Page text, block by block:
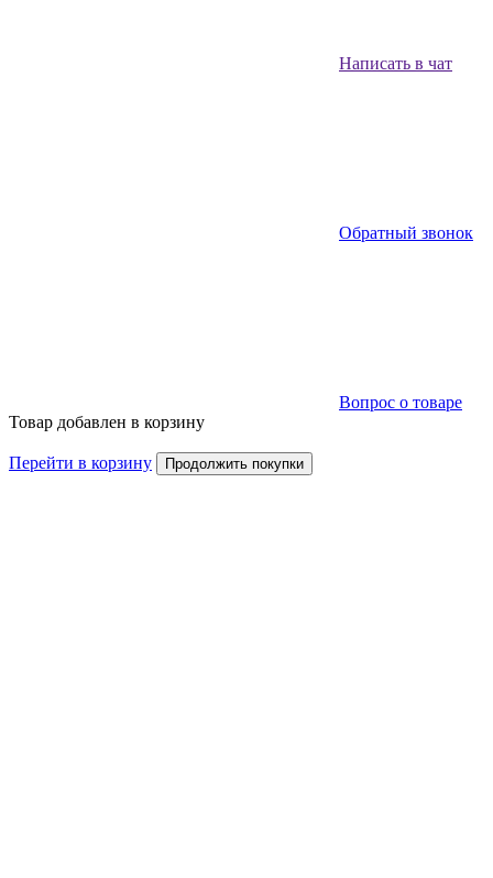
Написать в чат
Обратный звонок
Вопрос о товаре
Товар добавлен в корзину
Перейти в корзину Продолжить покупки